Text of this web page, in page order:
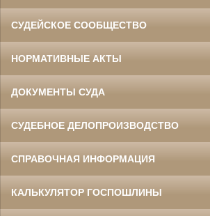
СУДЕЙСКОЕ СООБЩЕСТВО
НОРМАТИВНЫЕ АКТЫ
ДОКУМЕНТЫ СУДА
СУДЕБНОЕ ДЕЛОПРОИЗВОДСТВО
СПРАВОЧНАЯ ИНФОРМАЦИЯ
КАЛЬКУЛЯТОР ГОСПОШЛИНЫ